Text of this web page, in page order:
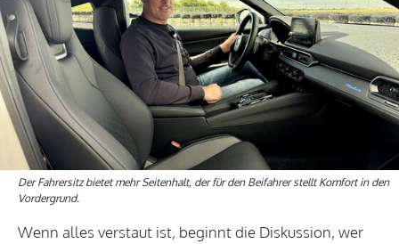
Der Fahrersitz bietet mehr Seitenhalt, der für den Beifahrer stellt Komfort in den
Vordergrund.
Wenn alles verstaut ist, beginnt die Diskussion, wer